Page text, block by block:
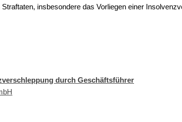
insbesondere das Vorliegen einer
durch Geschäftsführer